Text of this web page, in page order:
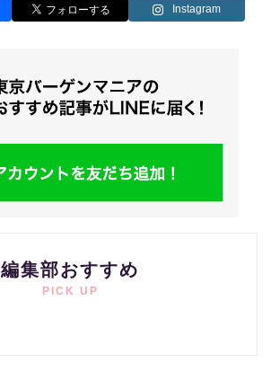
Instagram
編集部おすすめ
PICK UP